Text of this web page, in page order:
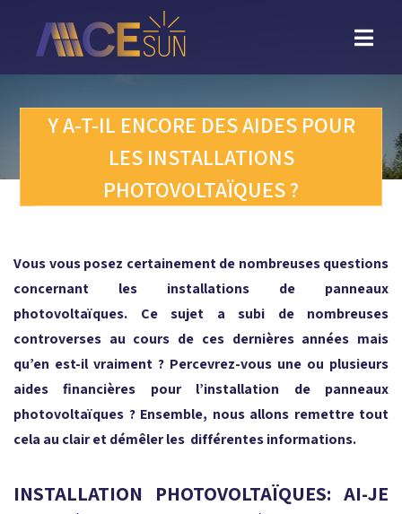
Y A-T-IL ENCORE DES AIDES POUR
LES INSTALLATIONS
PHOTOVOLTAÏQUES ?
vers
Vous vous posez certainement de nombreuses questions
concernant les installations de panneaux
photovoltaïques. Ce sujet a subi de nombreuses
controverses au cours de ces dernières années mais
qu’en est-il vraiment ? Percevrez-vous une ou plusieurs
aides financières pour l’installation de panneaux
photovoltaïques ? Ensemble, nous allons remettre tout
cela au clair et démêler les différentes informations.
INSTALLATION PHOTOVOLTAÏQUES: AI-JE